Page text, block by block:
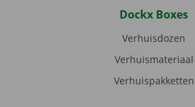
Dockx Boxes
Verhuisdozen
Verhuismateriaal
Verhuispakketten